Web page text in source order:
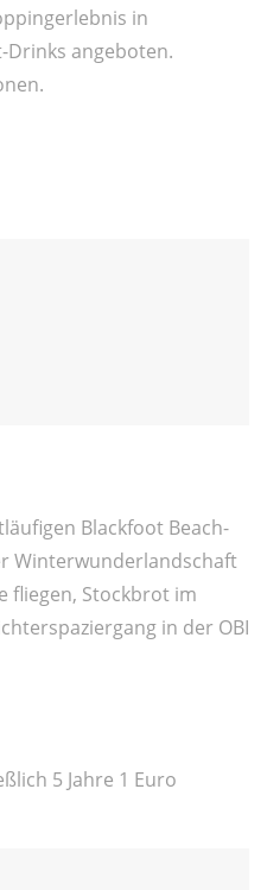
in
Drinks angeboten.
Blackfoot Beach-
Winterwunderlandschaft
fliegen, Stockbrot im
in der OBI
5 Jahre 1 Euro